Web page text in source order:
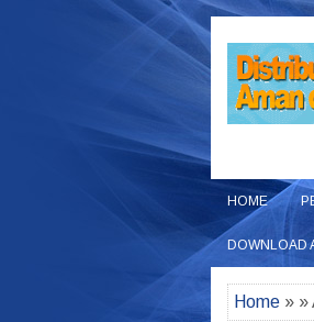
HOME
DOWNLOAD
Home » »